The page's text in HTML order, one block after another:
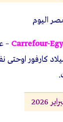
اليوم
Carrefour-
عروض رمضان + عيد